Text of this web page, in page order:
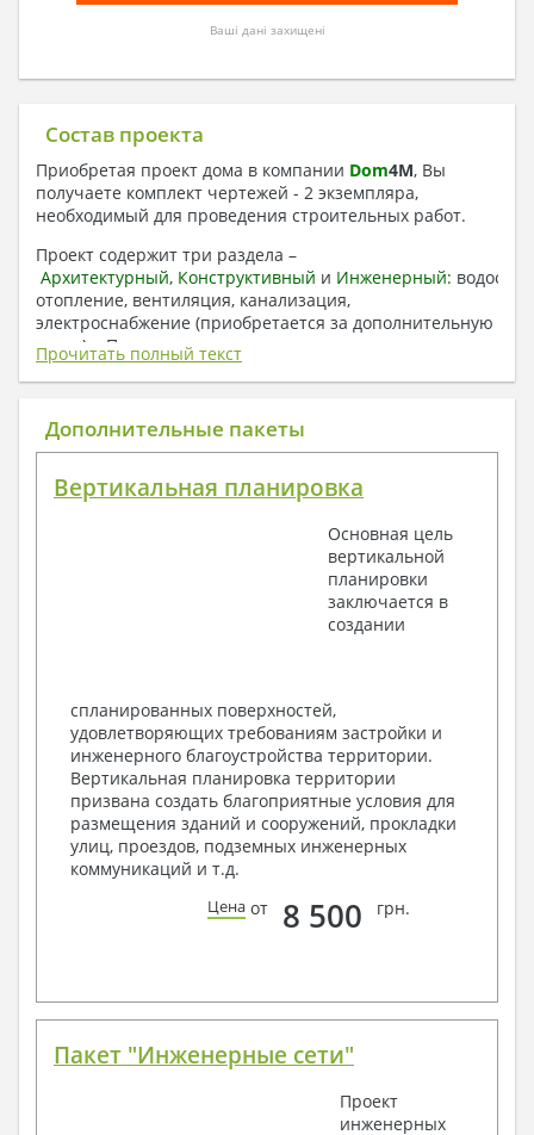
Ваші дані захищені
Состав проекта
Приобретая проект дома в компании Dom4M, Вы
получаете комплект чертежей - 2 экземпляра,
необходимый для проведения строительных работ.
Проект содержит три раздела –
Архитектурный, Конструктивный и Инженерный:
отопление, вентиляция, канализация,
электроснабжение (приобретается за дополнительную
плату) + Пояснительная записка.
1. Архитектурный раздел:
Общие данные по проекту
Поэтажные маркировочные планы с
Разрезы и состав конструкций
Фасады с ведомостью внешних отделок
Элементы проемов – спецификация
Ведомость перемычек – сечения и
Архитектурные узлы в конструкциях
2. Конструктивный раздел:
Общие данные по проекту
Схемы расположения и расчеты фундаментов
Элементы каркаса – схемы расположения
Схема расположения перекрытий
Опоры перекрытия на стены или Узлы
Элементы кровли – схемы расположения
3. Инженерный раздел (приобретается по желанию
за дополнительную плату):
Условные обозначения с общими данными
Прочитать полный текст
Дополнительные пакеты
Вертикальная планировка
Основная цель
вертикальной
планировки
заключается в
создании
спланированных поверхностей,
удовлетворяющих требованиям застройки и
инженерного благоустройства территории.
Вертикальная планировка территории
призвана создать благоприятные условия для
размещения зданий и сооружений, прокладки
улиц, проездов, подземных инженерных
коммуникаций и т.д.
Цена от 8 500 грн.
Пакет "Инженерные сети"
Проект
инженерных